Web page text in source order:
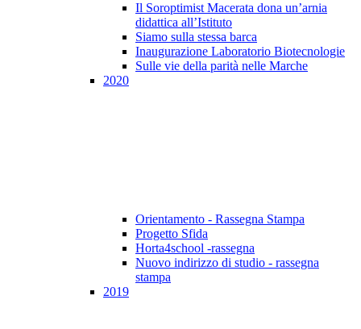
Il Soroptimist Macerata dona un’arnia
didattica all’Istituto
Siamo sulla stessa barca
Inaugurazione Laboratorio Biotecnologie
Sulle vie della parità nelle Marche
2020
Orientamento - Rassegna Stampa
Progetto Sfida
Horta4school -rassegna
Nuovo indirizzo di studio - rassegna
stampa
2019